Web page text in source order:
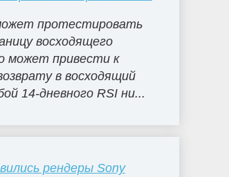
протестировать
восходящего
может привести к
в восходящий
14-дневного RSI ни...
рендеры Sony